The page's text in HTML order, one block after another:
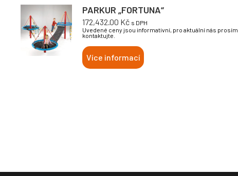
PARKUR „FORTUNA“
172,432.00 Kč s DPH
Uvedené ceny jsou informativní, pro aktuální nás prosím
kontaktujte.
Více informací